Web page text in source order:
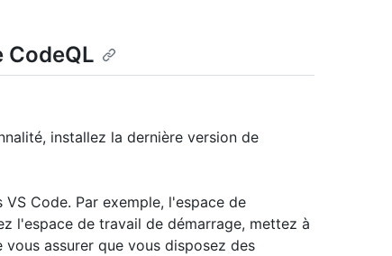
installez la dernière version de
Code. Par exemple, l'espace de
l'espace de travail de démarrage, mettez à
vous assurer que vous disposez des